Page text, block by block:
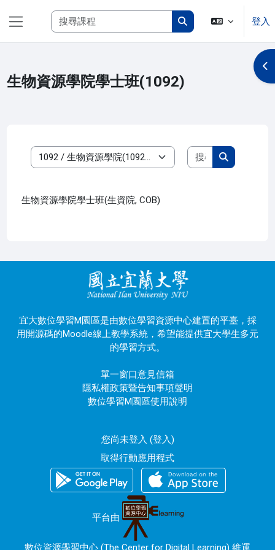
搜尋課程
搜尋課程
登入
生物資源學院學士班(1092)
開
課程類別
搜尋課程
搜尋課程
生物資源學院學士班(生資院, COB)
宜大數位學習M園區是由數位學習資源中心建置的平臺，採
用開源碼的Moodle線上教學系統，希望能提供宜大學生多元
的學習方式。
單一窗口意見信箱
隱私權政策暨告知事項聲明
數位學習M園區使用說明
您尚未登入 (登入)
取得行動應用程式
平台由
數位資源學習中心 (The Center for Digital Learning) 維運